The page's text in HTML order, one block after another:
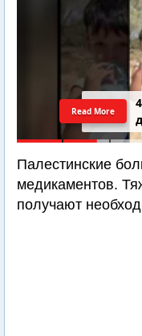
Read More
Палестинские
медикаментов.
получают